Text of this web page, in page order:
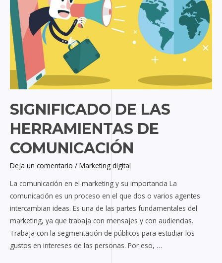
SIGNIFICADO DE LAS
HERRAMIENTAS DE
COMUNICACIÓN
Deja un comentario / Marketing digital
La comunicación en el marketing y su importancia La
comunicación es un proceso en el que dos o varios agentes
intercambian ideas. Es una de las partes fundamentales del
marketing, ya que trabaja con mensajes y con audiencias.
Trabaja con la segmentación de públicos para estudiar los
gustos en intereses de las personas. Por eso, …
Herramientas
de
Comunicación